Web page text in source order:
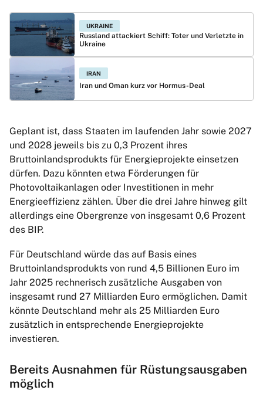
UKRAINE
Russland attackiert Schiff: Toter und Verletzte in
Ukraine
IRAN
Iran und Oman kurz vor Hormus-Deal
Geplant ist, dass Staaten im laufenden Jahr sowie 2027
und 2028 jeweils bis zu 0,3 Prozent ihres
Bruttoinlandsprodukts für Energieprojekte einsetzen
dürfen. Dazu könnten etwa Förderungen für
Photovoltaikanlagen oder Investitionen in mehr
Energieeffizienz zählen. Über die drei Jahre hinweg gilt
allerdings eine Obergrenze von insgesamt 0,6 Prozent
des BIP.
Für Deutschland würde das auf Basis eines
Bruttoinlandsprodukts von rund 4,5 Billionen Euro im
Jahr 2025 rechnerisch zusätzliche Ausgaben von
insgesamt rund 27 Milliarden Euro ermöglichen. Damit
könnte Deutschland mehr als 25 Milliarden Euro
zusätzlich in entsprechende Energieprojekte
investieren.
Bereits Ausnahmen für Rüstungsausgaben
möglich